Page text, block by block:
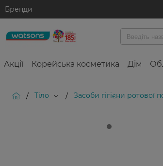
Бренди
Акції Корейська косметика Дім
/ Тіло / Засоби гігієни ротової